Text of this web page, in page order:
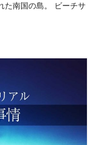
た南国の島。 ビーチサ